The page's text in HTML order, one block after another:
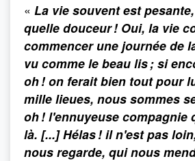
« La vie souvent est
quelle douceur ! Oui, la vie
commencer une journée de
vu comme le beau lis ; si
oh ! on ferait bien tout pour
mille lieues, nous sommes
oh ! l'ennuyeuse compagnie
là. [...] Hélas ! il n'est pas
nous regarde, qui nous